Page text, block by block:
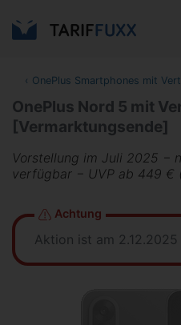
‹ OnePlus Smartphones mit
OnePlus Nord 5 mit
[Vermarktungsende]
Vorstellung im Juli 2025 −
verfügbar − UVP ab 449 €
Achtung
Aktion ist am